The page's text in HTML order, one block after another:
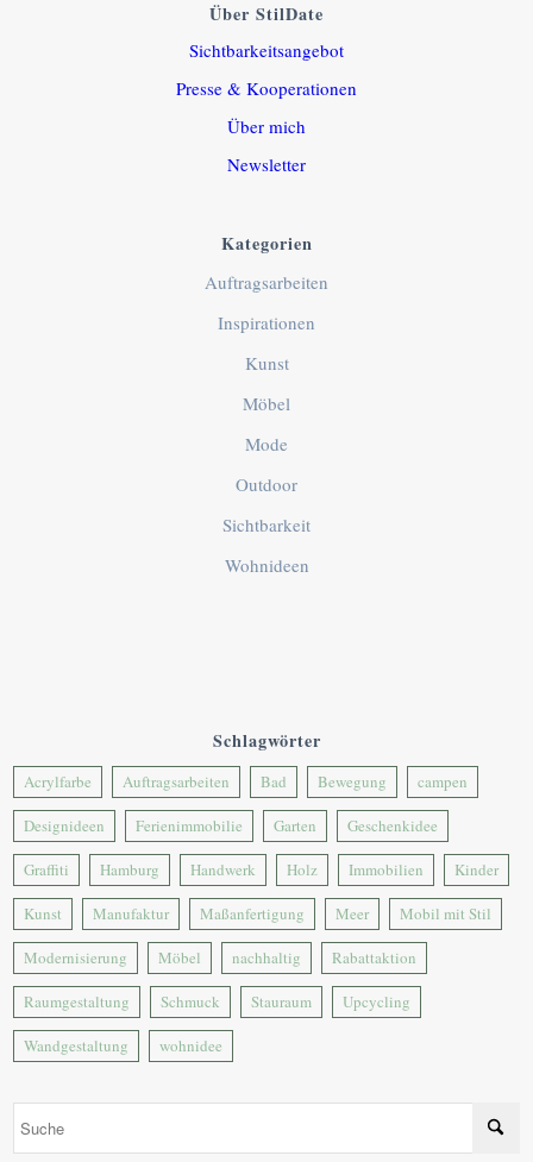
Über StilDate
Sichtbarkeitsangebot
Presse & Kooperationen
Über mich
Newsletter
Kategorien
Auftragsarbeiten
Inspirationen
Kunst
Möbel
Mode
Outdoor
Sichtbarkeit
Wohnideen
Schlagwörter
Acrylfarbe Auftragsarbeiten Bad Bewegung campen
Designideen Ferienimmobilie Garten Geschenkidee
Graffiti Hamburg Handwerk Holz Immobilien Kinder
Kunst Manufaktur Maßanfertigung Meer Mobil mit Stil
Modernisierung Möbel nachhaltig Rabattaktion
Raumgestaltung Schmuck Stauraum Upcycling
Wandgestaltung wohnidee